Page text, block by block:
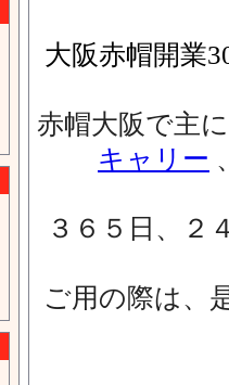
大阪赤帽開業
赤帽大阪で主
キャリー
３６５日、２
ご用の際は、